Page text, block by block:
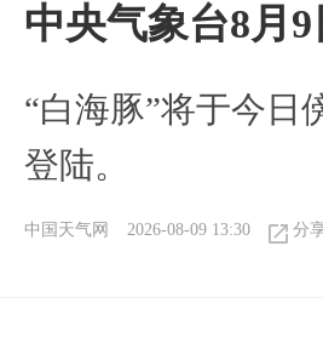
中央气象台8月
“白海豚”将于今日
登陆。
中国天气网 2026-08-09 13:30 分